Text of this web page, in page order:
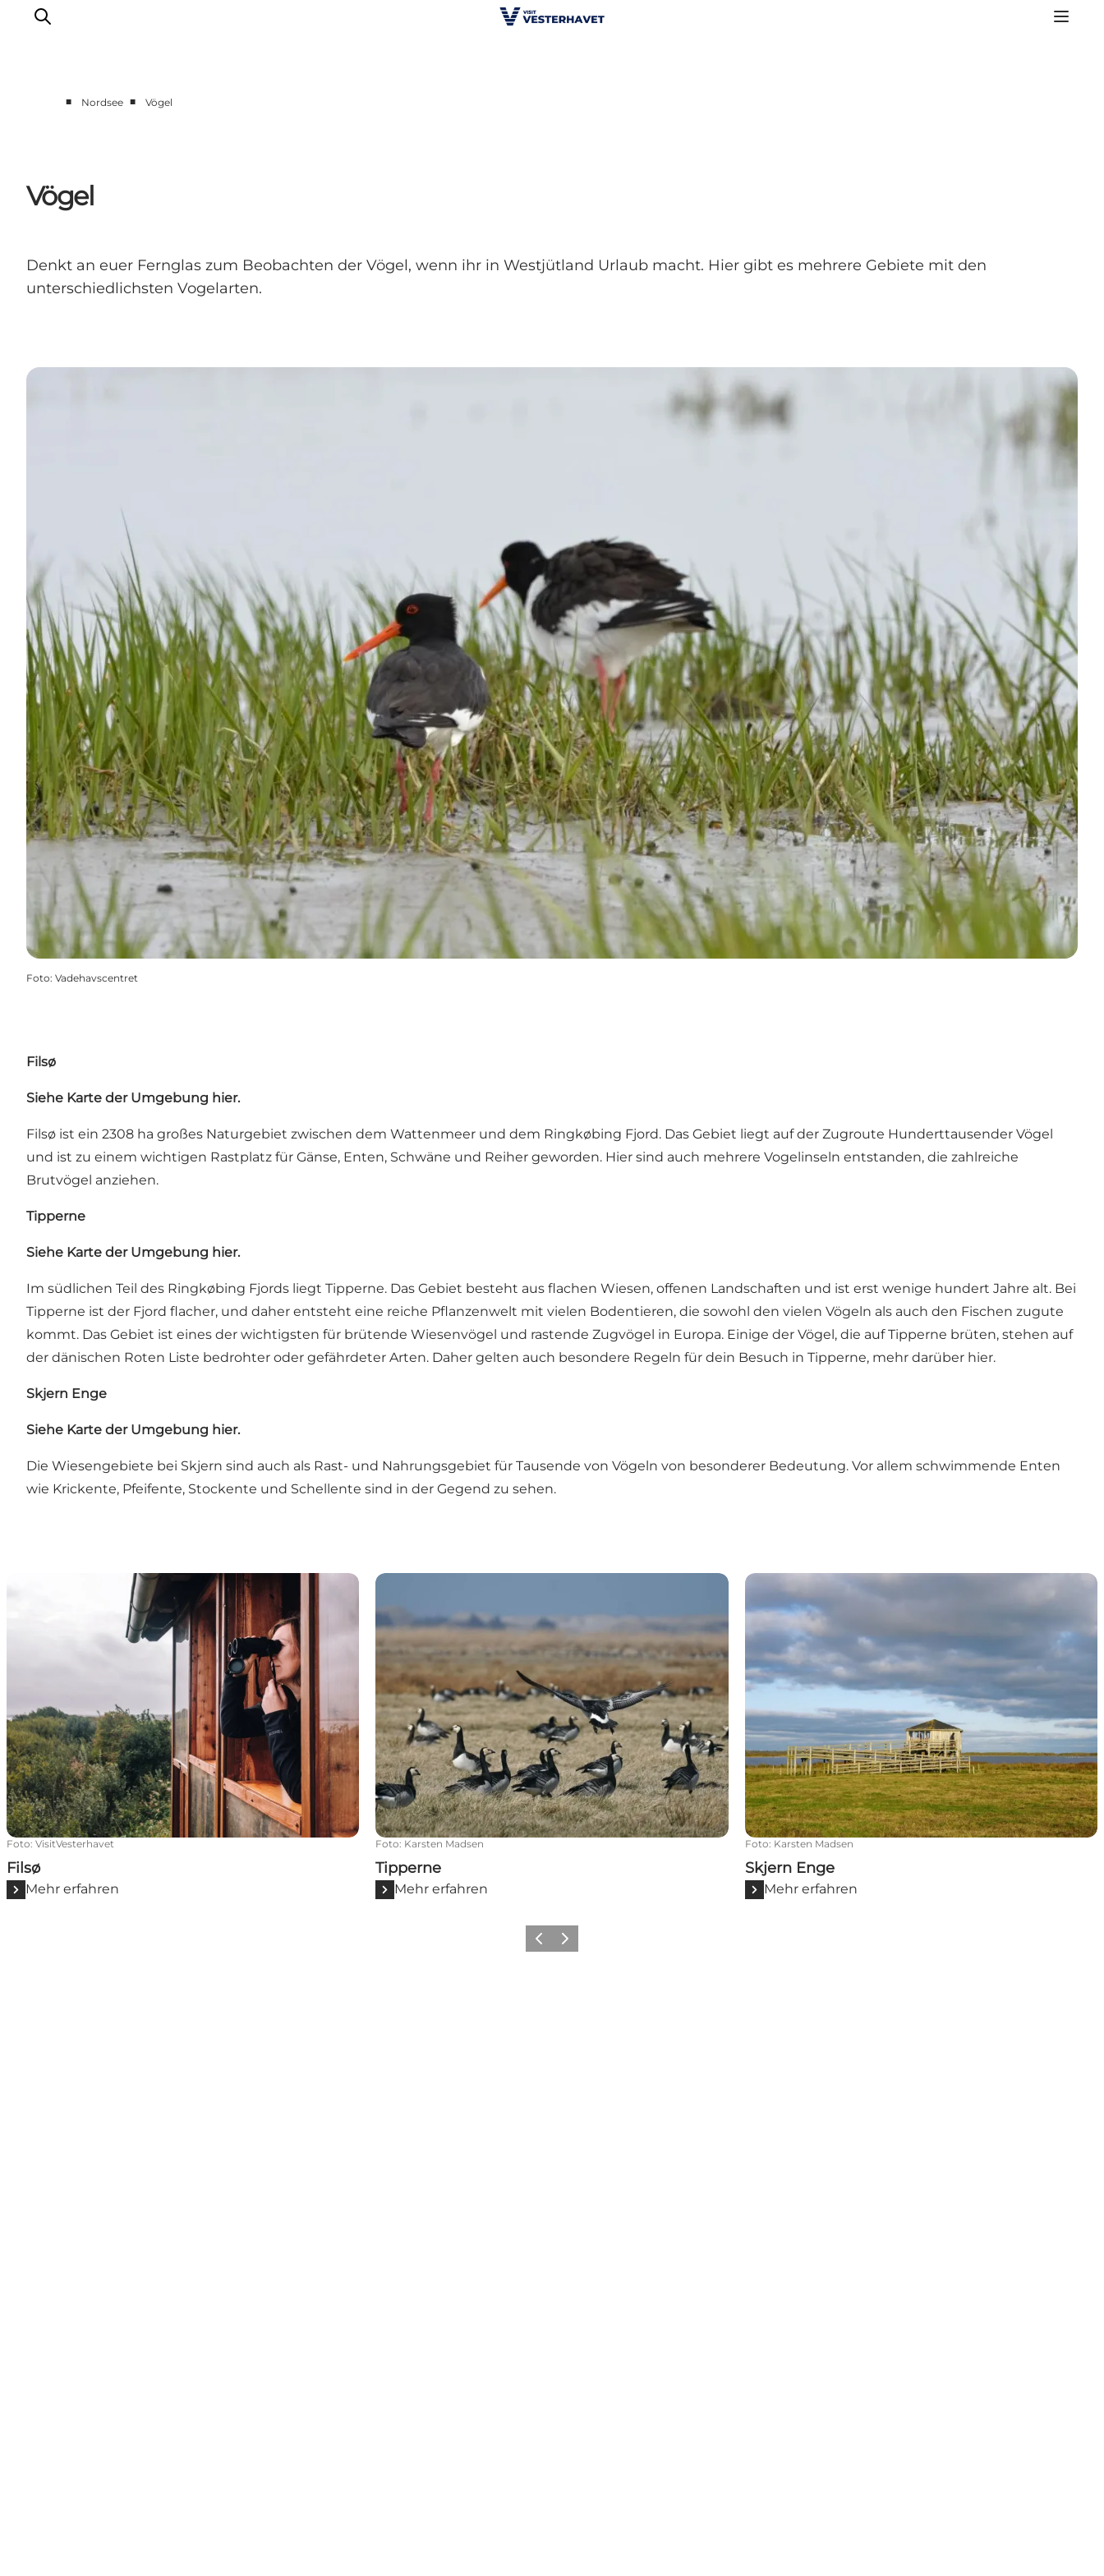
Unsere Städte
Essen & Übernachtung
Plane deine Reise
■ Nordsee ■ Vögel
Vögel
Denkt an euer Fernglas zum Beobachten der Vögel, wenn ihr in Westjütland Urlaub macht. Hier gibt es mehrere Gebiete mit den
unterschiedlichsten Vogelarten.
Foto: Vadehavscentret
Filsø
Siehe Karte der Umgebung hier.
Filsø ist ein 2308 ha großes Naturgebiet zwischen dem Wattenmeer und dem Ringkøbing Fjord. Das Gebiet liegt auf der Zugroute Hunderttausender Vögel
und ist zu einem wichtigen Rastplatz für Gänse, Enten, Schwäne und Reiher geworden. Hier sind auch mehrere Vogelinseln entstanden, die zahlreiche
Brutvögel anziehen.
Tipperne
Siehe Karte der Umgebung hier.
Im südlichen Teil des Ringkøbing Fjords liegt Tipperne. Das Gebiet besteht aus flachen Wiesen, offenen Landschaften und ist erst wenige hundert Jahre alt. Bei
Tipperne ist der Fjord flacher, und daher entsteht eine reiche Pflanzenwelt mit vielen Bodentieren, die sowohl den vielen Vögeln als auch den Fischen zugute
kommt. Das Gebiet ist eines der wichtigsten für brütende Wiesenvögel und rastende Zugvögel in Europa. Einige der Vögel, die auf Tipperne brüten, stehen auf
der dänischen Roten Liste bedrohter oder gefährdeter Arten. Daher gelten auch besondere Regeln für dein Besuch in Tipperne, mehr darüber hier.
Skjern Enge
Siehe Karte der Umgebung hier.
Die Wiesengebiete bei Skjern sind auch als Rast- und Nahrungsgebiet für Tausende von Vögeln von besonderer Bedeutung. Vor allem schwimmende Enten
wie Krickente, Pfeifente, Stockente und Schellente sind in der Gegend zu sehen.
Foto: VisitVesterhavet
Filsø
Mehr erfahren
Tipperne
Foto: Karsten Madsen
Tipperne
Mehr erfahren
Skjern Enge
Foto: Karsten Madsen
Skjern Enge
Mehr erfahren
ZurückWeiter